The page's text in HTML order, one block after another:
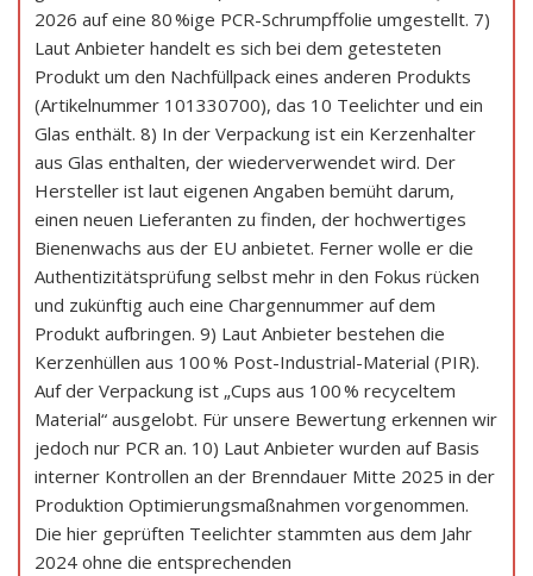
2026 auf eine 80 %ige PCR-Schrumpffolie umgestellt. 7)
Laut Anbieter handelt es sich bei dem getesteten
Produkt um den Nachfüllpack eines anderen Produkts
(Artikelnummer 101330700), das 10 Teelichter und ein
Glas enthält. 8) In der Verpackung ist ein Kerzenhalter
aus Glas enthalten, der wiederverwendet wird. Der
Hersteller ist laut eigenen Angaben bemüht darum,
einen neuen Lieferanten zu finden, der hochwertiges
Bienenwachs aus der EU anbietet. Ferner wolle er die
Authentizitätsprüfung selbst mehr in den Fokus rücken
und zukünftig auch eine Chargennummer auf dem
Produkt aufbringen. 9) Laut Anbieter bestehen die
Kerzenhüllen aus 100 % Post-Industrial-Material (PIR).
Auf der Verpackung ist „Cups aus 100 % recyceltem
Material“ ausgelobt. Für unsere Bewertung erkennen wir
jedoch nur PCR an. 10) Laut Anbieter wurden auf Basis
interner Kontrollen an der Brenndauer Mitte 2025 in der
Produktion Optimierungsmaßnahmen vorgenommen.
Die hier geprüften Teelichter stammten aus dem Jahr
2024 ohne die entsprechenden